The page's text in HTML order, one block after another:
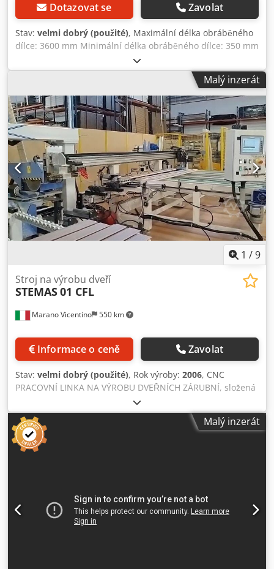
Dotazovat se Zavolat
Stav: velmi dobrý (použité), Maximální délka obráběného
dílce: 3600 mm Minimální délka obráběného dílce: 350 mm
Maximální šířka obráběného dílce: 200 mm Minimální šířka
obráběného dílce: 70 mm Maximální výška obráběného
dílce: 100 mm Minimální výška obráběného dílce: 25 mm
Celková výška stroje: 1900 mm Minimální výška pracovního
stolu: 950 mm Délka vedení pracovního stolu: 4000 mm
Šířka vedení pracovního stolu: 170 mm Celková délka
vedení pilového agregátu: 110 mm Maximální posuv stolu:
110 mm Maximální posuv vrtacích hlav: 150 mm Počet
vrtacích vřeten: 5 ks (rozteč 32 mm) Djdpfsxvmttjx Aqpjwa
Průměr pilového kotouče: 350 mm Motor vrtací hlavy: 2x1,5
HP Motor pilového kotouče: 2x3 HP
Malý inzerát
1 /9
Marano Vicentino 550 km
Stroj na výrobu dveří
STEMAS01 CFL
Informace o ceně Zavolat
Stav: velmi dobrý (použité), Rok výroby: 2006, CNC
PRACOVNÍ LINKA NA VÝROBU DVEŘNÍCH ZÁRUBNÍ, složená
z: 1 HORIZONTÁLNÍ NAKLÁDACÍ TRANSFER
MOTORIZOVANÝ, model 0190 T.C Nakládací buffer s
horizontálními příčnými pásy a motorizovanými válci s
regulovatelnou rychlostí. 1 jednotka pro vkládání těsnění
do horizontální drážky, obsahuje: 2 motorizované držáky
s referencí na horní kus. Vhodné pro řezání, vrtání,
frézování a vkládání zámků (Anuba) do dveřních zárubní.
SLOŽENÍ STROJE: PRACOVNÍ LOŽE z masivní ocelové
Malý inzerát